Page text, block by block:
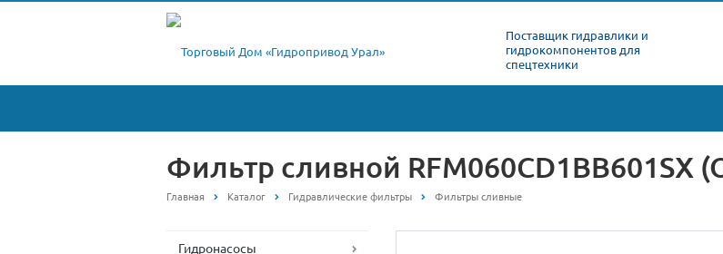
Поставщик гидравлики и
гидрокомпонентов для
спецтехники
Фильтр сливной RFM060CD1BB601SX
Главная Каталог Гидравлические фильтры Фильтры сливные
Гидронасосы